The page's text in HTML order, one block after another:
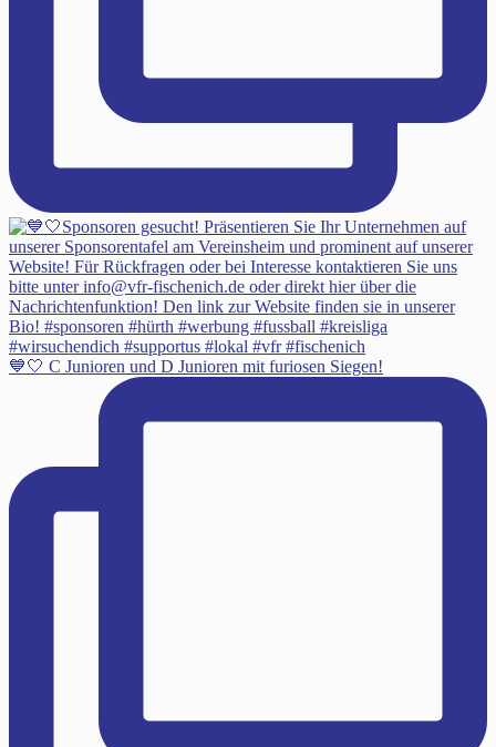
💙🤍 C Junioren und D Junioren mit furiosen Siegen!